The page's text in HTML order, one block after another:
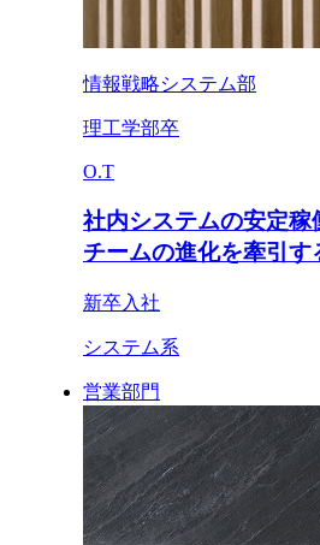
情報戦略システム部
理工学部卒
O.T
社内システムの安定稼
チームの進化を牽引す
新卒入社
システム系
営業部門